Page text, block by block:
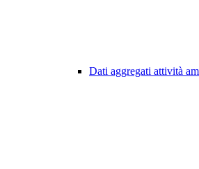
Dati aggregati attività